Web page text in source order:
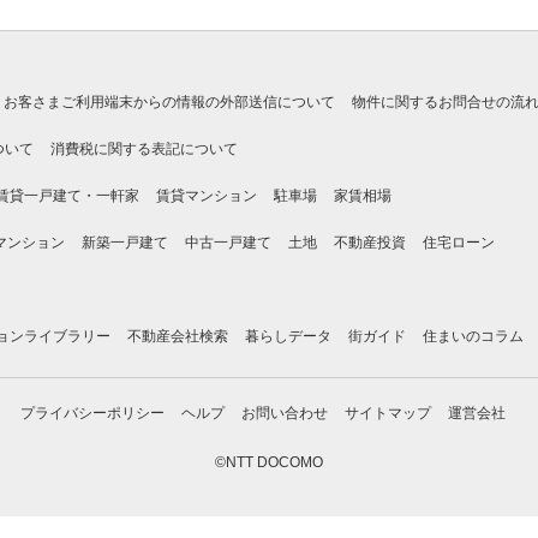
お客さまご利用端末からの情報の外部送信について 物件に関するお問合せの流れ
いて 消費税に関する表記について
貸一戸建て・一軒家 賃貸マンション 駐車場 家賃相場
ンション 新築一戸建て 中古一戸建て 土地 不動産投資 住宅ローン
ンライブラリー 不動産会社検索 暮らしデータ 街ガイド 住まいのコラム
プライバシーポリシー ヘルプ お問い合わせ サイトマップ 運営会社
©NTT DOCOMO